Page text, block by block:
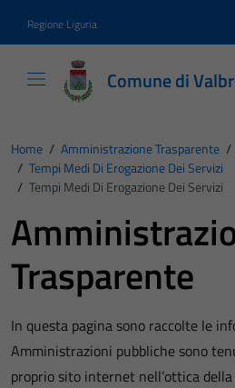
Regione Liguria
Comune di
Home / Amministrazione Trasparente /
/ Tempi Medi Di Erogazione Dei Servizi
/ Tempi Medi Di Erogazione Dei Servizi
Trasparente
In questa pagina sono raccolte le
Amministrazioni pubbliche sono
proprio sito internet nell’ottica